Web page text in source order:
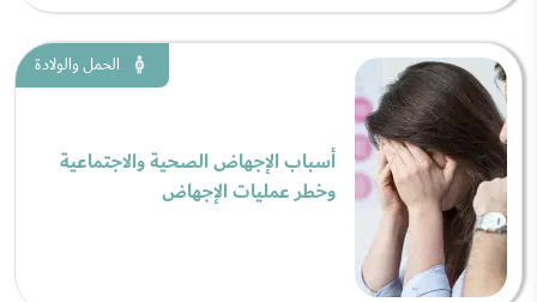
الحمل والولادة
أسباب الإجهاض الصحية والاجتماعية
وخطر عمليات الإجهاض